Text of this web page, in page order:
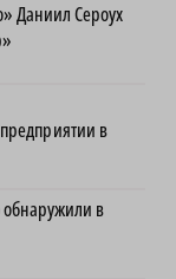
Даниил Сероух
в
в